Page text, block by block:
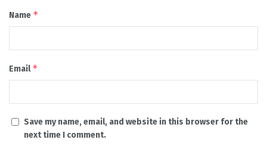
Name *
Email*
Save my name, email, and website in this browser for the
next time I comment.